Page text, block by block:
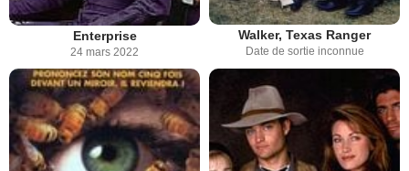
Enterprise
24 mars 2022
Walker, Texas Ranger
Date de sortie inconnue